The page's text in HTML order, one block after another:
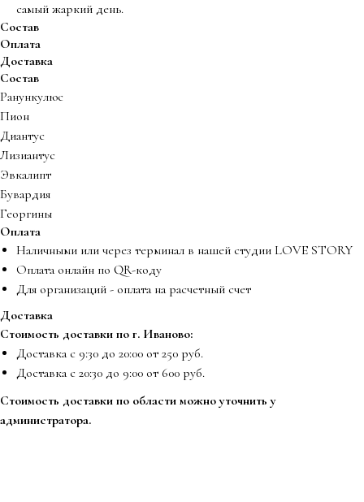
самый жаркий день.
Состав
Оплата
Доставка
Состав
Ранункулюс
Пион
Диантус
Лизиантус
Эвкалипт
Бувардия
Георгины
Оплата
Наличными или через терминал в нашей студии LOVE STORY
Оплата онлайн по QR-коду
Для организаций - оплата на расчетный счет
Доставка
Стоимость доставки по г. Иваново:
Доставка с 9:30 до 20:00 от 250 руб.
Доставка с 20:30 до 9:00 от 600 руб.
Стоимость доставки по области можно уточнить у
администратора.